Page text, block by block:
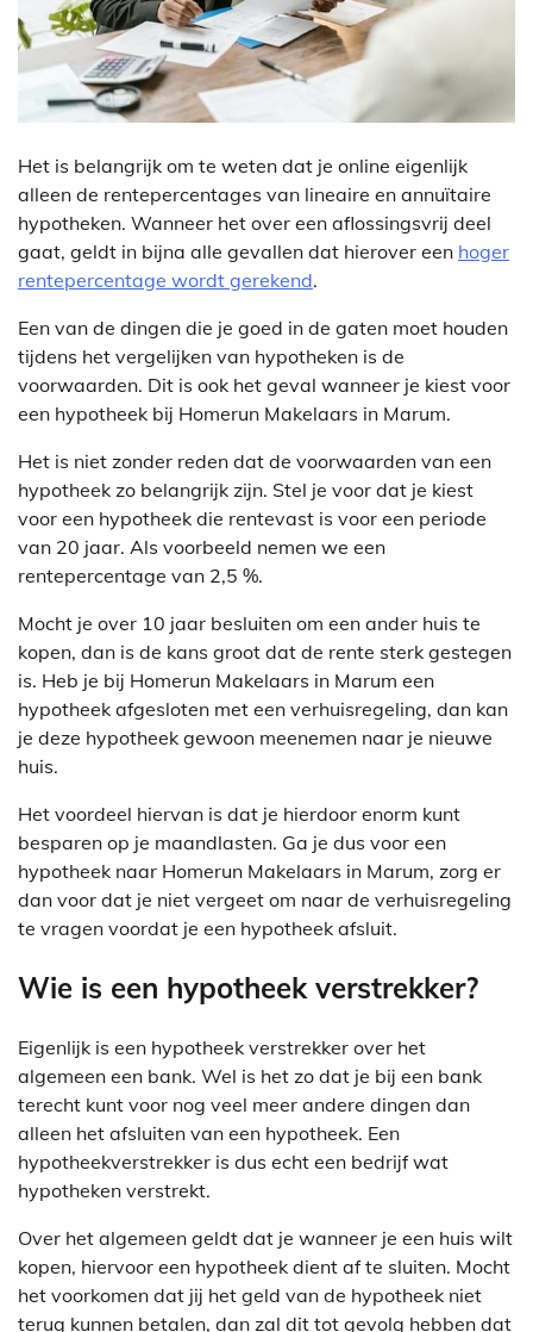
Het is belangrijk om te weten dat je online eigenlijk
alleen de rentepercentages van lineaire en annuïtaire
hypotheken. Wanneer het over een aflossingsvrij deel
gaat, geldt in bijna alle gevallen dat hierover een hoger
rentepercentage wordt gerekend.
Een van de dingen die je goed in de gaten moet houden
tijdens het vergelijken van hypotheken is de
voorwaarden. Dit is ook het geval wanneer je kiest voor
een hypotheek bij Homerun Makelaars in Marum.
Het is niet zonder reden dat de voorwaarden van een
hypotheek zo belangrijk zijn. Stel je voor dat je kiest
voor een hypotheek die rentevast is voor een periode
van 20 jaar. Als voorbeeld nemen we een
rentepercentage van 2,5 %.
Mocht je over 10 jaar besluiten om een ander huis te
kopen, dan is de kans groot dat de rente sterk gestegen
is. Heb je bij Homerun Makelaars in Marum een
hypotheek afgesloten met een verhuisregeling, dan kan
je deze hypotheek gewoon meenemen naar je nieuwe
huis.
Het voordeel hiervan is dat je hierdoor enorm kunt
besparen op je maandlasten. Ga je dus voor een
hypotheek naar Homerun Makelaars in Marum, zorg er
dan voor dat je niet vergeet om naar de verhuisregeling
te vragen voordat je een hypotheek afsluit.
Wie is een hypotheek verstrekker?
Eigenlijk is een hypotheek verstrekker over het
algemeen een bank. Wel is het zo dat je bij een bank
terecht kunt voor nog veel meer andere dingen dan
alleen het afsluiten van een hypotheek. Een
hypotheekverstrekker is dus echt een bedrijf wat
hypotheken verstrekt.
Over het algemeen geldt dat je wanneer je een huis wilt
kopen, hiervoor een hypotheek dient af te sluiten. Mocht
het voorkomen dat jij het geld van de hypotheek niet
terug kunnen betalen, dan zal dit tot gevolg hebben dat